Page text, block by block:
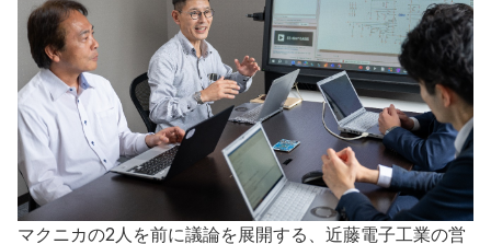
マクニカの2人を前に議論を展開する、近藤電子工業の営